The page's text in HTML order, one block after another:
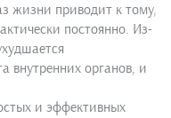
жизни приводит к тому,
постоянно. Из-
внутренних органов, и
и эффективных